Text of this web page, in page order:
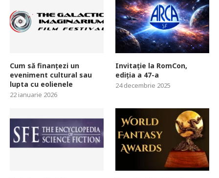
Cum să finanțezi un
eveniment cultural sau
lupta cu eolienele
22 ianuarie 2026
Invitație la RomCon,
ediția a 47-a
24 decembrie 2025